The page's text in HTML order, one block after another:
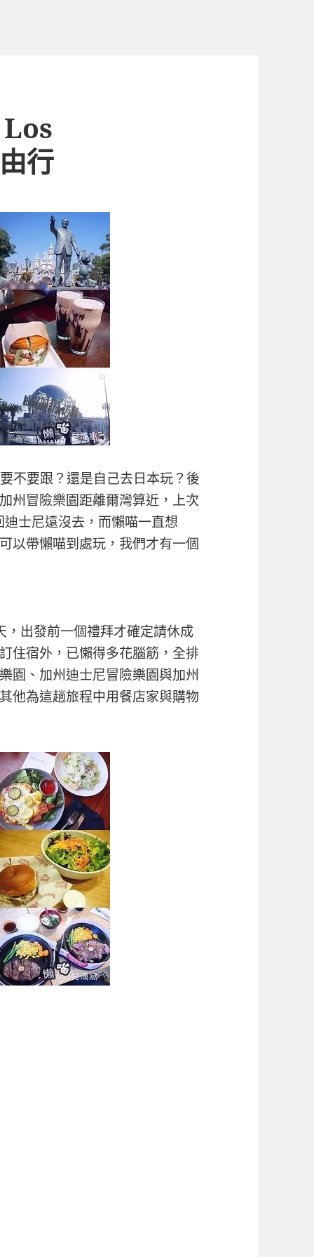
行
不要跟？還是自己去日本玩？後
州冒險樂園距離爾灣算近，上次
士尼遠沒去，而懶喵一直想
以帶懶喵到處玩，我們才有一個
出發前一個禮拜才確定請休成
住宿外，已懶得多花腦筋，全排
園、加州迪士尼冒險樂園與加州
他為這趟旅程中用餐店家與購物